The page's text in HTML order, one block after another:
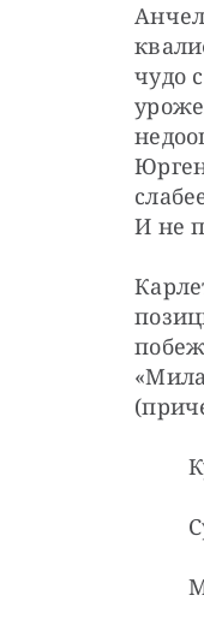
чудо
И не